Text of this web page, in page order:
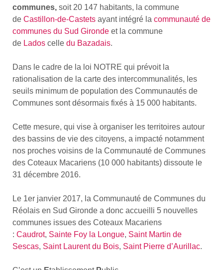
communes, soit 20 147 habitants, la commune
de Castillon-de-Castets ayant intégré la communauté de
communes du Sud Gironde et la commune
de Lados celle du Bazadais.
Dans le cadre de la loi NOTRE qui prévoit la
rationalisation de la carte des intercommunalités, les
seuils minimum de population des Communautés de
Communes sont désormais fixés à 15 000 habitants.
Cette mesure, qui vise à organiser les territoires autour
des bassins de vie des citoyens, a impacté notamment
nos proches voisins de la Communauté de Communes
des Coteaux Macariens (10 000 habitants) dissoute le
31 décembre 2016.
Le 1er janvier 2017, la Communauté de Communes du
Réolais en Sud Gironde a donc accueilli 5 nouvelles
communes issues des Coteaux Macariens
: Caudrot, Sainte Foy la Longue, Saint Martin de
Sescas, Saint Laurent du Bois, Saint Pierre d’Aurillac.